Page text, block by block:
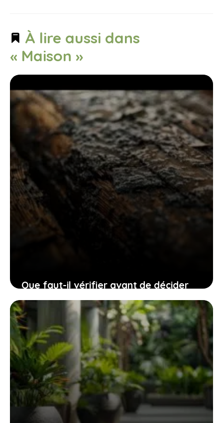
À lire aussi dans
« Maison »
Que faut-il vérifier avant de décider
d’enlever le parquet de votre salon ?
25 juillet 2025